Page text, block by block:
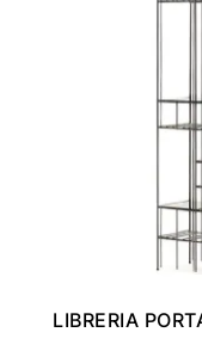
LIBRERIA